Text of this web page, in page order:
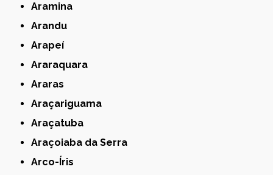
Aramina
Arandu
Arapeí
Araraquara
Araras
Araçariguama
Araçatuba
Araçoiaba da Serra
Arco-Íris